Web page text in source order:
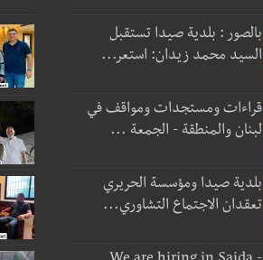
بالصور : بلدية صيدا تستقبل
السيد محمد زيدان: استعر...
قراءات ومستجدات ومواقف في
لبنان والمنطقة - الجمعة ...
بلدية صيدا ومؤسسة الحريري
تعقدان الاجتماع التشاوري...